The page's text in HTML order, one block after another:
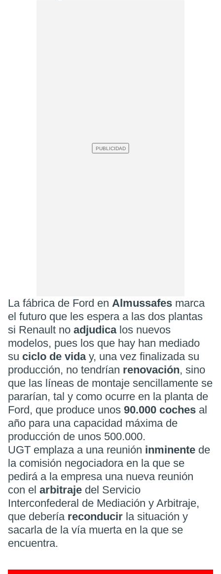
La fábrica de Ford en Almussafes marca
el futuro que les espera a las dos plantas
si Renault no adjudica los nuevos
modelos, pues los que hay han mediado
su ciclo de viday, una vez finalizada su
producción, no tendrían renovación, sino
que las líneas de montaje sencillamente se
pararían, tal y como ocurre en la planta de
Ford, que produce unos 90.000 coches al
año para una capacidad máxima de
producción de unos 500.000.
UGT emplaza a una reunión inminente de
la comisión negociadora en la que se
pedirá a la empresa una nueva reunión
con el arbitraje del Servicio
Interconfederal de Mediación y Arbitraje,
que debería reconducir la situación y
sacarla de la vía muerta en la que se
encuentra.